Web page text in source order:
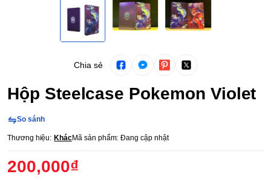
Chia sẻ
Hộp Steelcase Pokemon Violet
So sánh
Thương hiệu: KhácMã sản phẩm: Đang cập nhật
200,000₫